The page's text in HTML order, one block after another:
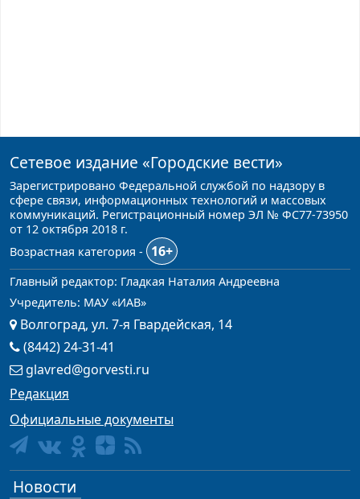
Сетевое издание «Городские вести»
Зарегистрировано Федеральной службой по надзору в
сфере связи, информационных технологий и массовых
коммуникаций. Регистрационный номер ЭЛ № ФС77-73950
от 12 октября 2018 г.
Возрастная категория -
16+
Главный редактор: Гладкая Наталия Андреевна
Учредитель: МАУ «ИАВ»
Волгоград, ул. 7-я Гвардейская, 14
(8442) 24-31-41
glavred@gorvesti.ru
Редакция
Официальные документы
Новости